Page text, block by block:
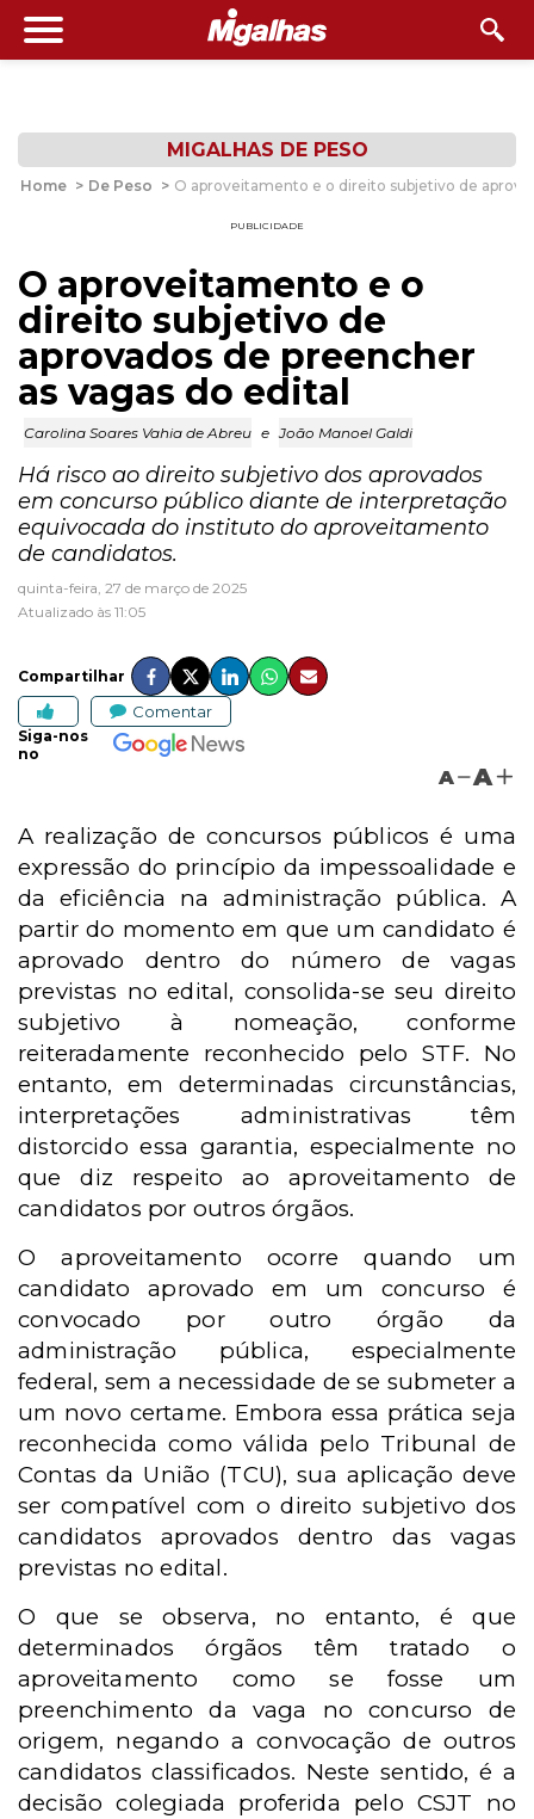
MIGALHAS DE PESO
Home > De Peso > O aproveitamento e o direito subjetivo de
PUBLICIDADE
O aproveitamento e o
direito subjetivo de
aprovados de preencher
as vagas do edital
Carolina Soares Vahia de Abreu e João Manoel Galdi
Há risco ao direito subjetivo dos aprovados
em concurso público diante de interpretação
equivocada do instituto do aproveitamento
de candidatos.
quinta-feira, 27 de março de 2025
Atualizado às 11:05
Compartilhar
Comentar
Siga-nos
no
A A
A realização de concursos públicos é uma
expressão do princípio da impessoalidade e
da eficiência na administração pública. A
partir do momento em que um candidato é
aprovado dentro do número de vagas
previstas no edital, consolida-se seu direito
subjetivo à nomeação, conforme
reiteradamente reconhecido pelo STF. No
entanto, em determinadas circunstâncias,
interpretações administrativas têm
distorcido essa garantia, especialmente no
que diz respeito ao aproveitamento de
candidatos por outros órgãos.
O aproveitamento ocorre quando um
candidato aprovado em um concurso é
convocado por outro órgão da
administração pública, especialmente
federal, sem a necessidade de se submeter a
um novo certame. Embora essa prática seja
reconhecida como válida pelo Tribunal de
Contas da União (TCU), sua aplicação deve
ser compatível com o direito subjetivo dos
candidatos aprovados dentro das vagas
previstas no edital.
O que se observa, no entanto, é que
determinados órgãos têm tratado o
aproveitamento como se fosse um
preenchimento da vaga no concurso de
origem, negando a convocação de outros
candidatos classificados. Neste sentido, é a
decisão colegiada proferida pelo CSJT no